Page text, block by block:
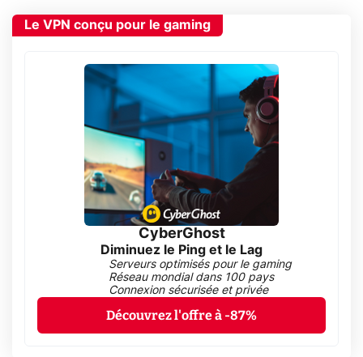
Le VPN conçu pour le gaming
CyberGhost
Diminuez le Ping et le Lag
Serveurs optimisés pour le gaming
Réseau mondial dans 100 pays
Connexion sécurisée et privée
Découvrez l'offre à -87%